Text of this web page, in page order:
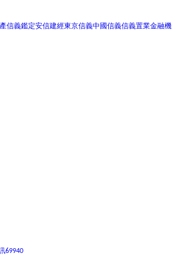
信義鑑定安信建經東京信義中國信義信義置業金融機
69940